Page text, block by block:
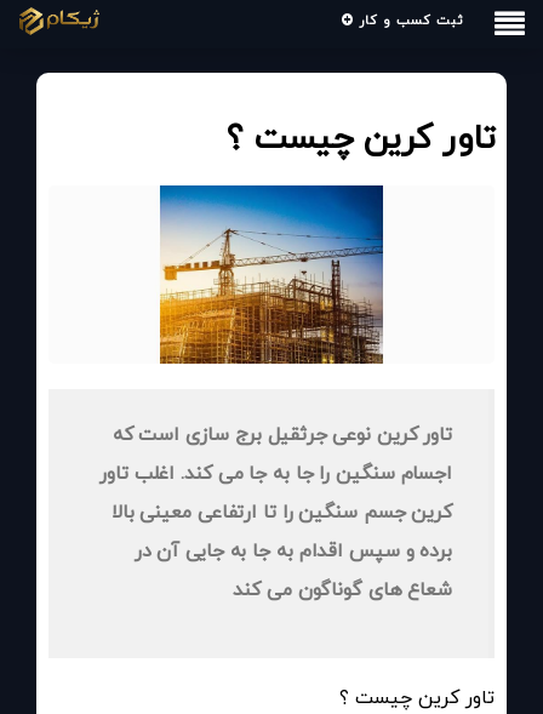
ثبت کسب و کار
تاور کرین چیست ؟
تاور کرین نوعی جرثقیل برج سازی است که
اجسام سنگین را جا به جا می کند. اغلب تاور
کرین جسم سنگین را تا ارتفاعی معینی بالا
برده و سپس اقدام به جا به جایی آن در
شعاع های گوناگون می کند
تاور کرین چیست ؟